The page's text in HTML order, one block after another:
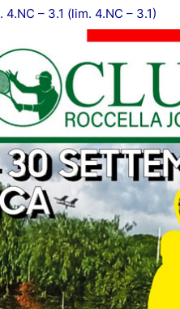
4.NC – 3.1 (lim. 4.NC – 3.1)